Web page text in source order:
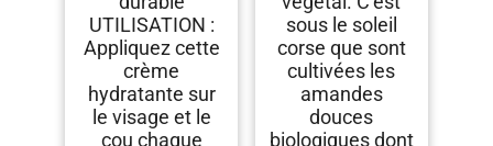
UTILISATION :
Appliquez cette
crème
hydratante sur
le visage et le
cou chaque
sous le soleil
corse que sont
cultivées les
amandes
douces
biologiques dont